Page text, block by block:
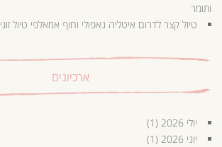
ותומר
טיול קצר לדרום איטליה נאפולי וחוף אמאלפי טיול זוגי
ארכיונים
יולי 2026
(1)
יוני 2026
(1)